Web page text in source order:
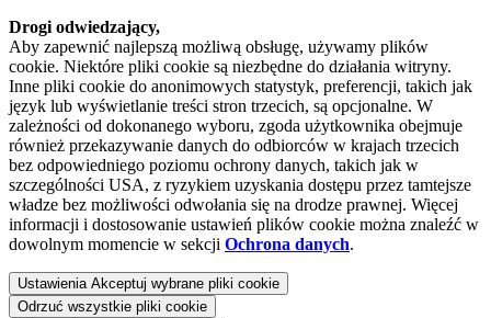
Drogi odwiedzający,
Aby zapewnić najlepszą możliwą obsługę, używamy plików
cookie. Niektóre pliki cookie są niezbędne do działania witryny.
Inne pliki cookie do anonimowych statystyk, preferencji, takich jak
język lub wyświetlanie treści stron trzecich, są opcjonalne. W
zależności od dokonanego wyboru, zgoda użytkownika obejmuje
również przekazywanie danych do odbiorców w krajach trzecich
bez odpowiedniego poziomu ochrony danych, takich jak w
szczególności USA, z ryzykiem uzyskania dostępu przez tamtejsze
władze bez możliwości odwołania się na drodze prawnej. Więcej
informacji i dostosowanie ustawień plików cookie można znaleźć w
dowolnym momencie w sekcji Ochrona danych.
Ustawienia Akceptuj wybrane pliki cookie
Odrzuć wszystkie pliki cookie